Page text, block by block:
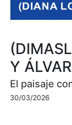
Y
El paisaje
30/03/2026